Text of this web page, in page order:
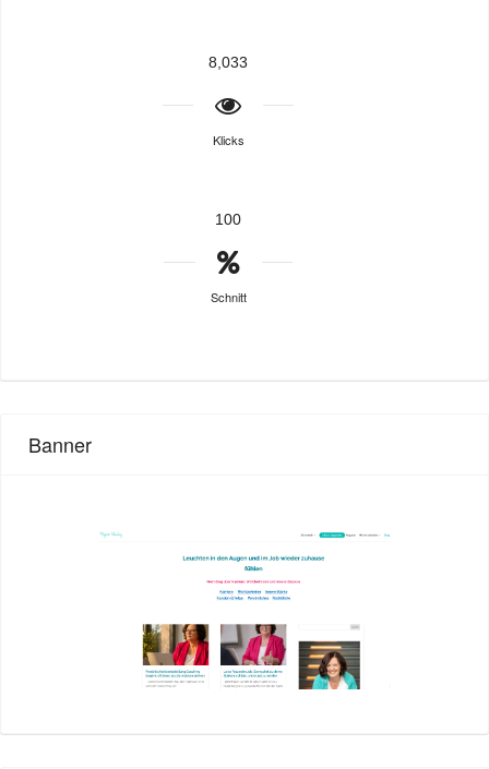
8,033
Klicks
100
Schnitt
Banner